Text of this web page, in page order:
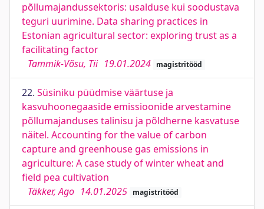
põllumajandussektoris: usalduse kui soodustava
teguri uurimine. Data sharing practices in
Estonian agricultural sector: exploring trust as a
facilitating factor
Tammik-Võsu, Tii 19.01.2024 magistritööd
22. Süsiniku püüdmise väärtuse ja
kasvuhoonegaaside emissioonide arvestamine
põllumajanduses talinisu ja põldherne kasvatuse
näitel. Accounting for the value of carbon
capture and greenhouse gas emissions in
agriculture: A case study of winter wheat and
field pea cultivation
Täkker, Ago 14.01.2025 magistritööd